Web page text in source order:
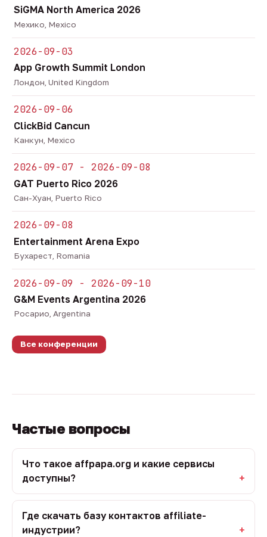
SiGMA North America 2026
Мехико, Mexico
2026-09-03
App Growth Summit London
Лондон, United Kingdom
2026-09-06
ClickBid Cancun
Канкун, Mexico
2026-09-07 - 2026-09-08
GAT Puerto Rico 2026
Сан-Хуан, Puerto Rico
2026-09-08
Entertainment Arena Expo
Бухарест, Romania
2026-09-09 - 2026-09-10
G&M Events Argentina 2026
Росарио, Argentina
Все конференции
Частые вопросы
Что такое affpapa.org и какие сервисы
доступны?
Где скачать базу контактов affiliate-
индустрии?